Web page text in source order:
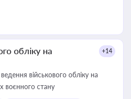
обліку на
+14
військового обліку на
воєнного стану